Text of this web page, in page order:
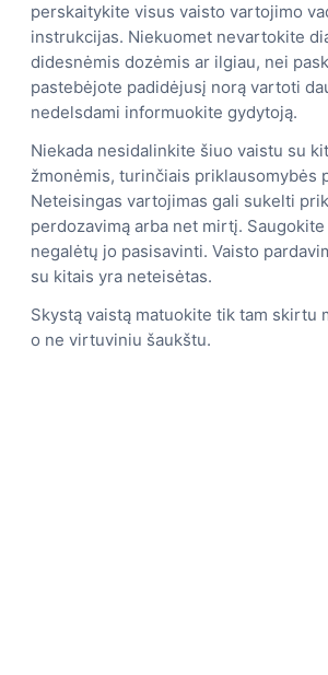
perskaitykite visus vaisto vartojimo
instrukcijas. Niekuomet nevartokite
didesnėmis dozėmis ar ilgiau, nei
pastebėjote padidėjusį norą vartoti
nedelsdami informuokite gydytoją.
Niekada nesidalinkite šiuo vaistu su
žmonėmis, turinčiais priklausomybės
Neteisingas vartojimas gali sukelti
perdozavimą arba net mirtį.
negalėtų jo pasisavinti. Vaisto
su kitais yra neteisėtas.
Skystą vaistą matuokite tik tam skirtu
o ne virtuviniu šaukštu.